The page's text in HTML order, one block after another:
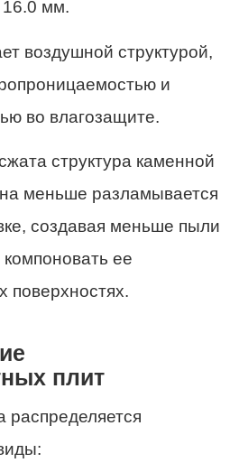
мм.
воздушной структурой,
и
во влагозащите.
структура каменной
меньше разламывается
создавая меньше пыли
компоновать ее
поверхностях.
плит
распределяется